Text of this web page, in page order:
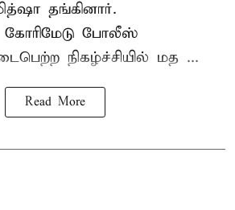
தங்கினார்.
போலீஸ்
நிகழ்ச்சியில் மத ...
Read More